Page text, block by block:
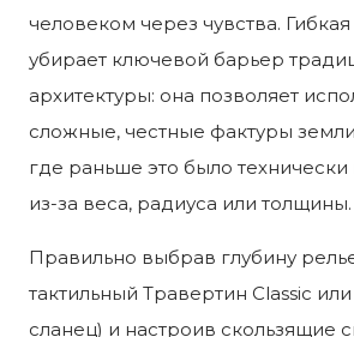
человеком через чувства.
убирает ключевой барьер
архитектуры: она позволяет
сложные, честные фактуры
где раньше это было
из-за веса, радиуса или толщины.
Правильно выбрав глубину
тактильный Травертин Classic
сланец) и настроив скользящие